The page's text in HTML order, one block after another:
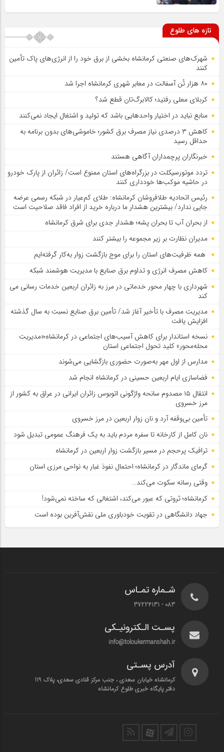
تازه های طلوع
شهرک‌های صنعتی کرمانشاه بخشی از برق خود را از انرژی‌های پاک تأمین
کنند
۸۰ هزار تُن آسفالت در معابر شهری کرمانشاه اجرا شد
کربلای معلی رفتید؛ کالابرگ‌تان قطع شد؟
منابع نباید در اختیار واحدهایی باشد که تولید و اشتغال ایجاد نمی‌کنند
کاهش ۳ درصدی نیاز مصرف برق کشور؛ خاموشی‌های بدون برنامه به
حداقل رسید
خبرنگاران پرچمداران آگاهی هستند
تردد موتورسیکلت در بزرگراه‌های استان ممنوع است/ زائران از پارک خودرو
در حاشیه موکب‌ها خودداری کنند
رئیس اتحادیه طلافروشان کرمانشاه: طلای کم‌عیار در شبکه رسمی عرضه
جایی ندارد/ بیشترین هشدار ما درباره خرید از افراد فاقد صلاحیت است
از بحران آب تا بحران پشه؛ هشدار جدی برای شرق کرمانشاه
مدیران نظارت بر زیر مجموعه را بیشتر کنند
همه ظرفیت‌های استان را برای موج بازگشت زوار به‌کار گرفته‌ایم
کاهش مصرف انرژی و تداوم برق صنایع با مدیریت هوشمند شبکه
شهرداری با چهار محور خدماتی در مرز به زائران اربعین خدمات رسانی می
کند
مدیریت مصرف با تأخیر آغاز شد/ تأمین برق صنایع نسبت به سال گذشته
افزایش یافت
نسخه استاندار برای کاهش آسیب‌های اجتماعی در کرمانشاه؛«مدیریت
محله‌محور» کلید تحول اجتماعی استان
مدارس از اول مهر به‌صورت حضوری بازگشایی می‌شوند
فضاسازی ایام اربعین حسینی در کرمانشاه انجام شد
انتقال ۱۵ مصدوم سانحه واژگونی اتوبوس زائران ایرانی در عراق به کشور از
مرز خسروی
تأمین بی‌وقفه آرد و نان زوار اربعین در مرز خسروی
نان کامل از کارخانه تا سفره مردم باید به یک فرهنگ عمومی تبدیل شود
ترافیک پرحجم در مسیر بازگشت زوار اربعین در کرمانشاه
گرمای ماندگار در کرمانشاه؛ احتمال نفوذ غبار به نواحی مرزی استان
وقتی رسانه سکوت می‌کند…
کرمانشاه؛ ثروتی که عبور می‌کند، اشتغالی که ساخته نمی‌شود!
جهاد دانشگاهی در تقویت خودباوری ملی نقش‌آفرین بوده است
شـماره تمـاس
083 - 37224131
پسـت الـکترونیـکی
info@toloukermanshah.ir
آدرس پسـتی
کرمانشاه خیابان سعدی ، جنب مرکز قنادی سعدی، پلاک 119
دفتر پایگاه خبری طلوع کرمانشاه